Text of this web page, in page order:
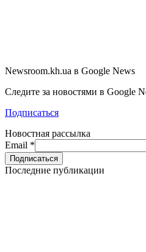
Newsroom.kh.ua в Google News
Следите за новостями в Google
Подписаться
Новостная рассылка
Email *
Последние публикации